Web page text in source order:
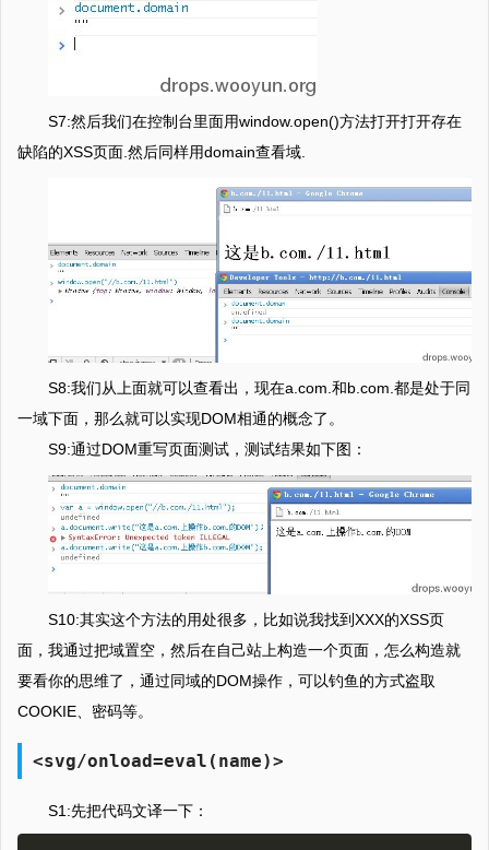
S7:然后我们在控制台里面用window.open()方法打开打开存在
缺陷的XSS页面.然后同样用domain查看域.
S8:我们从上面就可以查看出，现在a.com.和b.com.都是处于同
一域下面，那么就可以实现DOM相通的概念了。
S9:通过DOM重写页面测试，测试结果如下图：
S10:其实这个方法的用处很多，比如说我找到XXX的XSS页
面，我通过把域置空，然后在自己站上构造一个页面，怎么构造就
要看你的思维了，通过同域的DOM操作，可以钓鱼的方式盗取
COOKIE、密码等。
<svg/onload=eval(name)>
S1:先把代码文译一下：